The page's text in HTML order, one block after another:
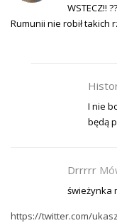
WSTECZ!!
Rumunii nie robił takich
I nie
będą
Drrrrr
świeżynka
https://twitter.com/